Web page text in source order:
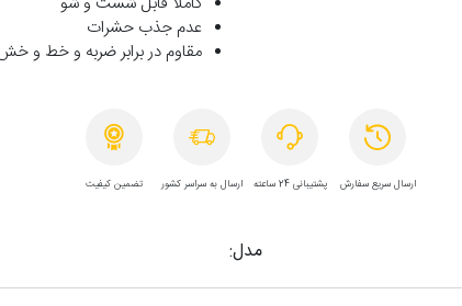
عدم جذب حشرات
مقاوم در برابر ضربه و خط و
ارسال سریع سفارش پشتیبانی 24 ساعته ارسال به سراسر کشور تضمین کیفیت
مدل: